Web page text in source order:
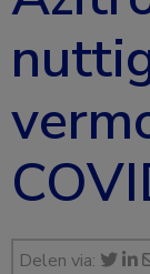
Delen via: